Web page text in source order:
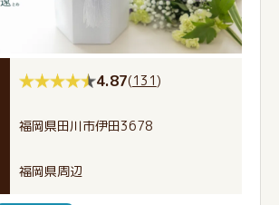
4.87(131)
福岡県田川市伊田3678
福岡県周辺